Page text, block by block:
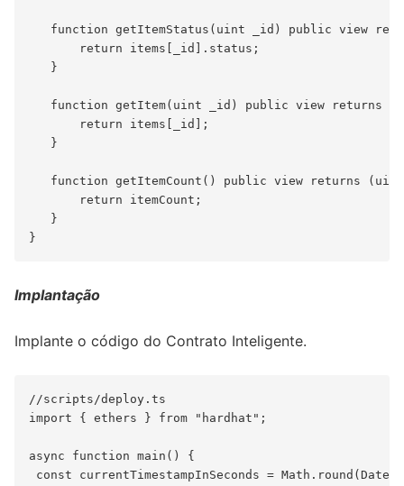
function getItemStatus(uint _id) public view
       return items[_id].status;
   }
function getItem(uint _id) public view returns
       return items[_id];
   }
function getItemCount() public view returns
       return itemCount;
   }
Implantação
Implante o código do Contrato Inteligente.
//scripts/deploy.ts
import { ethers } from "hardhat";
async function main() {
const currentTimestampInSeconds =